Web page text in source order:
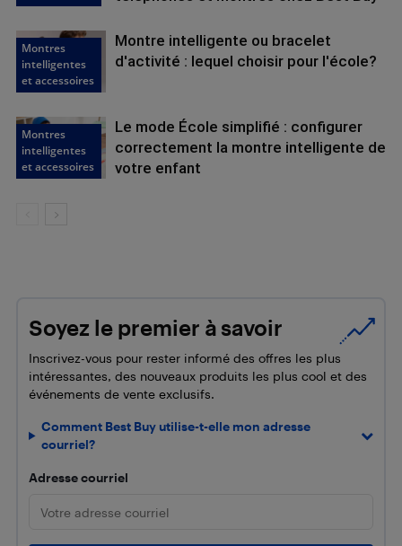
Montres
intelligentes
et accessoires
Montre intelligente ou bracelet
d'activité : lequel choisir pour l'école?
Montres
intelligentes
et accessoires
Le mode École simplifié : configurer
correctement la montre intelligente de
votre enfant
Soyez le premier à savoir
Inscrivez-vous pour rester informé des offres les plus
intéressantes, des nouveaux produits les plus cool et des
événements de vente exclusifs.
Comment Best Buy utilise-t-elle mon adresse
courriel?
Adresse courriel